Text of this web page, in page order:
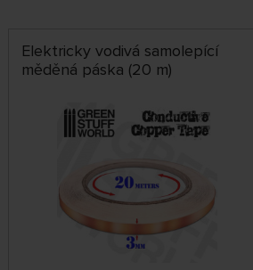
Elektricky vodivá samolepící
měděná páska (20 m)